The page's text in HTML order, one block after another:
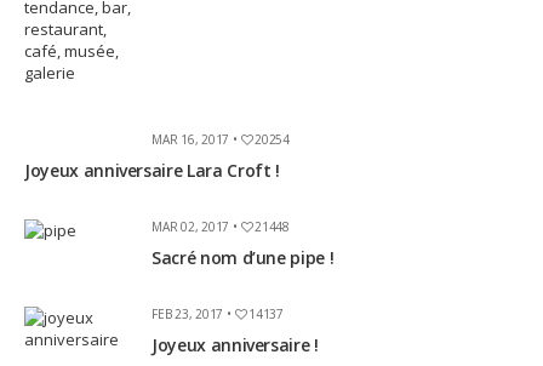
MAR 16, 2017 • 20254
Joyeux anniversaire Lara Croft !
MAR 02, 2017 • 21448
Sacré nom d’une pipe !
FEB 23, 2017 • 14137
Joyeux anniversaire !